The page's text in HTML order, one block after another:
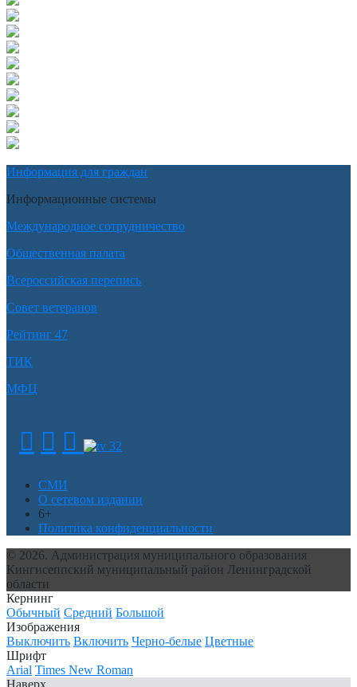
Информация для граждан
Информационные системы
Международное сотрудничество
Общественная палата
Всероссийская перепись
Совет ветеранов
Рейтинг 47
ТИК
МФЦ
СМИ
О сетевом издании
6+
Политика конфиденциальности
© 2026. Администрация муниципального образования
Кингисеппский муниципальный район Ленинградской
области
Кернинг
Обычный Средний Большой
Изображения
Выключить Включить Черно-белые Цветные
Шрифт
Arial Times New Roman
Наверх